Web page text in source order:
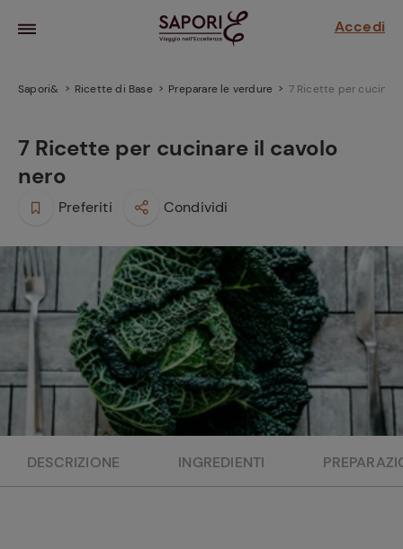
Accedi
e
ricetta
la frutta
sensi di
Sapori& Ricette di Base Preparare le verdure 7 Ricette per
7 Ricette per cucinare il cavolo
nero
Preferiti Condividi
DESCRIZIONE INGREDIENTI